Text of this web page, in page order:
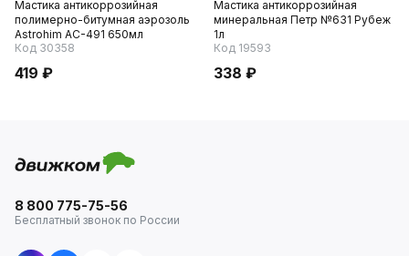
Мастика антикоррозийная
полимерно-битумная аэрозоль
Astrohim AC-491 650мл
Код 30358
419 ₽
Мастика антикоррозийная
минеральная Петр №631 Рубеж
1л
Код 19593
338 ₽
8 800 775-75-56
Бесплатный звонок по России